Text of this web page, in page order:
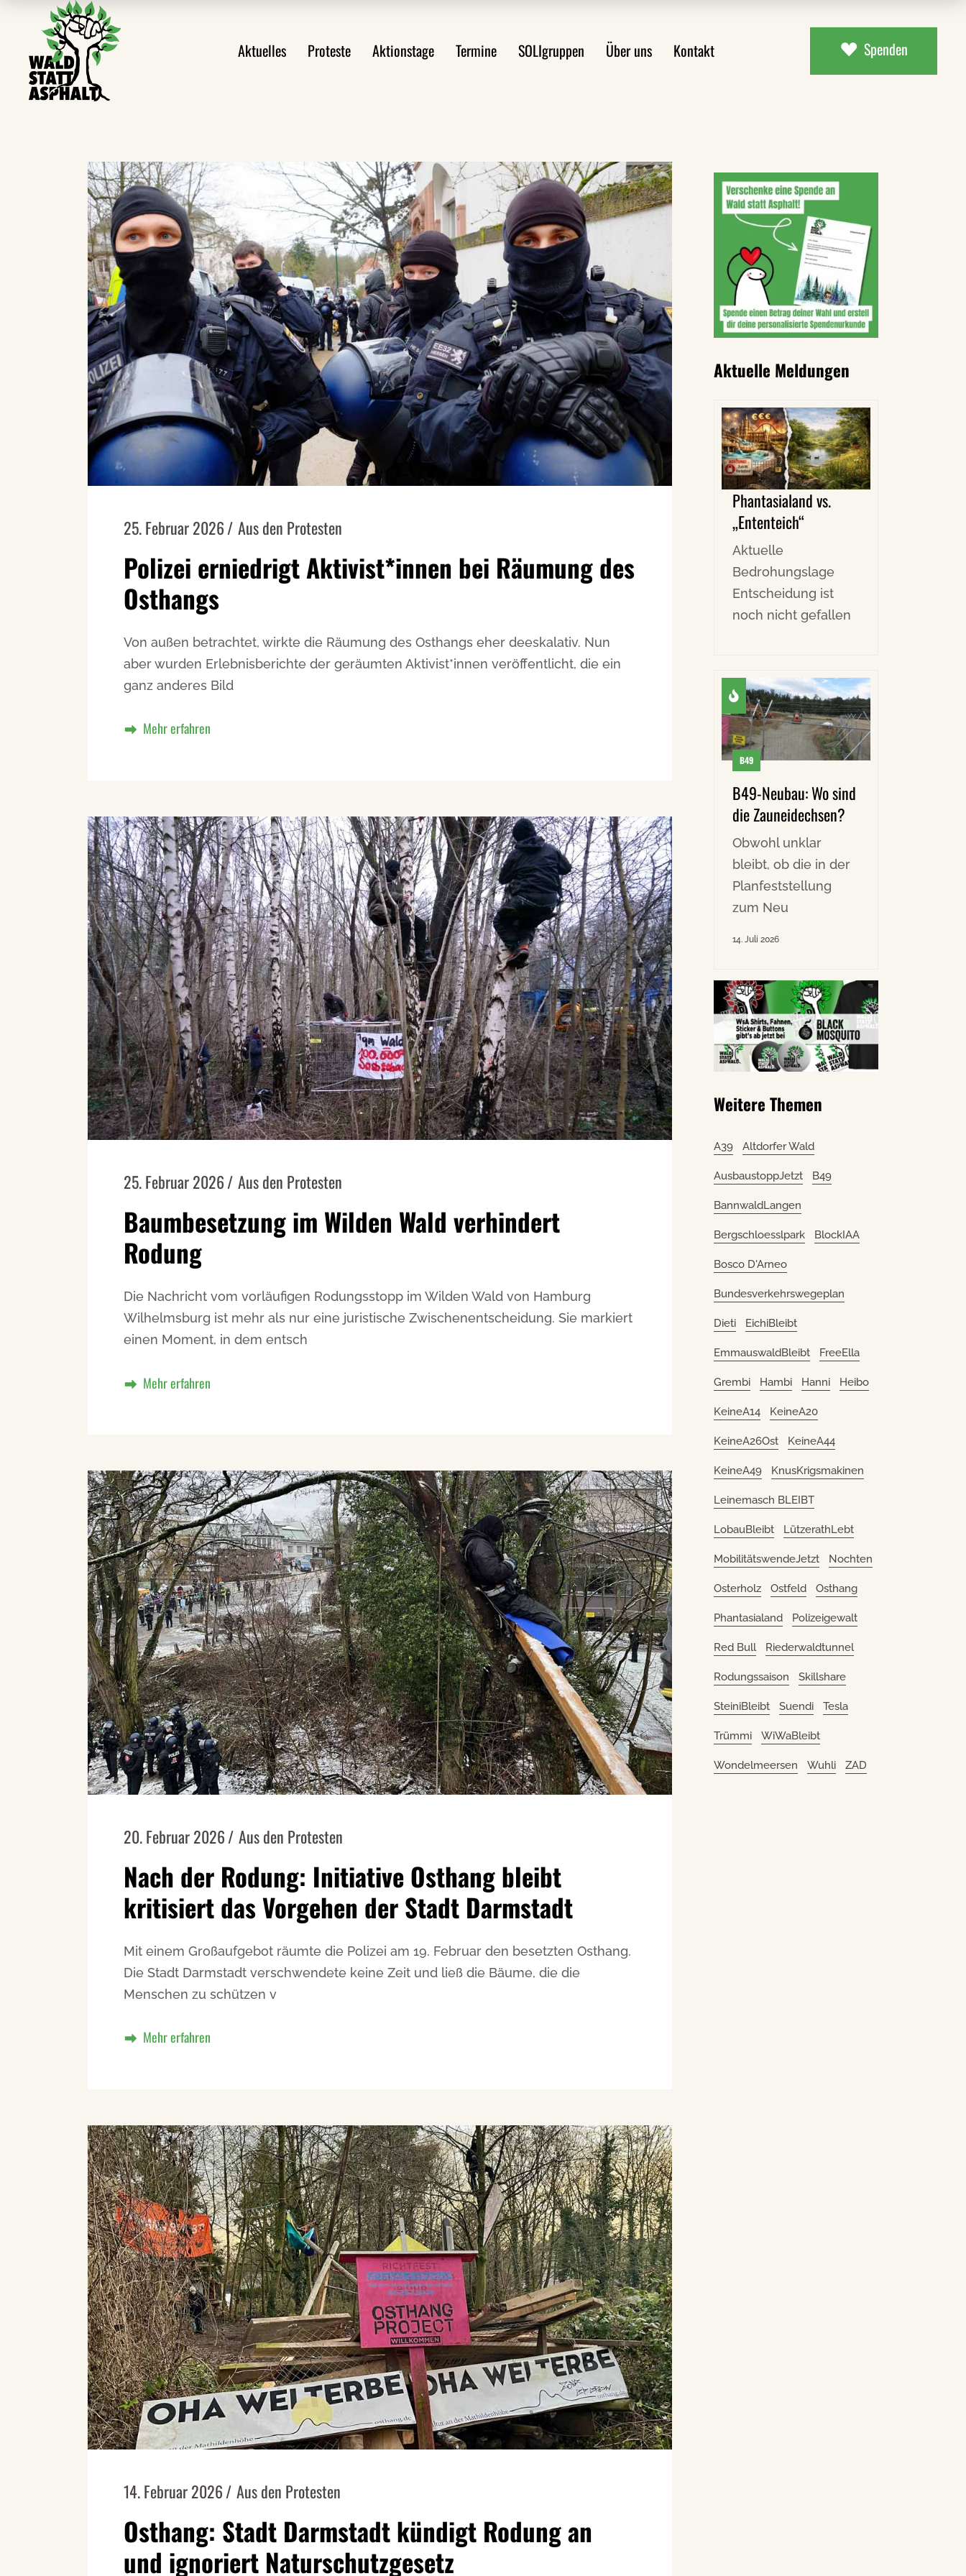
Aktuelles
Aus den Protesten
Veröffentlichungen
Videos
Pressemeldungen
Newsletter
Proteste Aktionstage
Aktionsideen
Aktionsleitfaden
Termine SOLIgruppen Über uns Kontakt Spenden
Ankündigungen
Pressemeldungen
Newsletter
Protest anmeldenFAQ Demoanmeldung
WsA-Material
25. Februar 2026 Aus den Protesten
Polizei erniedrigt Aktivist*innen bei Räumung des
Osthangs
Von außen betrachtet, wirkte die Räumung des Osthangs eher deeskalativ. Nun
aber wurden Erlebnisberichte der geräumten Aktivist*innen veröffentlicht, die ein
ganz anderes Bild
25. Februar 2026 Aus den Protesten
Baumbesetzung im Wilden Wald verhindert
Rodung
Die Nachricht vom vorläufigen Rodungsstopp im Wilden Wald von Hamburg
Wilhelmsburg ist mehr als nur eine juristische Zwischenentscheidung. Sie markiert
einen Moment, in dem entsch
20. Februar 2026 Aus den Protesten
Nach der Rodung: Initiative Osthang bleibt
kritisiert das Vorgehen der Stadt Darmstadt
Mit einem Großaufgebot räumte die Polizei am 19. Februar den besetzten Osthang.
Die Stadt Darmstadt verschwendete keine Zeit und ließ die Bäume, die die
Menschen zu schützen v
14. Februar 2026 Aus den Protesten
Osthang: Stadt Darmstadt kündigt Rodung an
und ignoriert Naturschutzgesetz
Aktuelle Meldungen
Phantasialand vs.
„Ententeich“
Aktuelle
Bedrohungslage
Entscheidung ist
noch nicht gefallen
B49
B49-Neubau: Wo sind
die Zauneidechsen?
Obwohl unklar
bleibt, ob die in der
Planfeststellung
zum Neu
14. Juli 2026
Weitere Themen
A39 Altdorfer Wald
AusbaustoppJetzt B49
BannwaldLangen
Bergschloesslpark BlockIAA
Bosco D'Arneo
Bundesverkehrswegeplan
Dieti EichiBleibt
EmmauswaldBleibt FreeElla
Grembi Hambi Hanni Heibo
KeineA14 KeineA20
KeineA26Ost KeineA44
KeineA49 KnusKrigsmakinen
Leinemasch BLEIBT
LobauBleibt LützerathLebt
MobilitätswendeJetzt Nochten
Osterholz Ostfeld Osthang
Phantasialand Polizeigewalt
Red Bull Riederwaldtunnel
Rodungssaison Skillshare
SteiniBleibt Suendi Tesla
Trümmi WiWaBleibt
Wondelmeersen Wuhli ZAD